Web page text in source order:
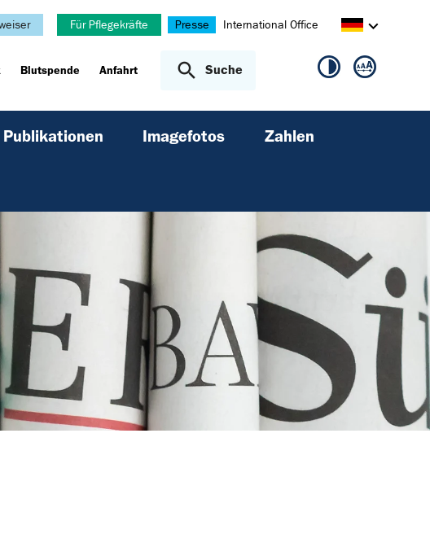
Für Pflegekräfte Presse International Office
Blutspende Anfahrt Suche
Publikationen Imagefotos Zahlen